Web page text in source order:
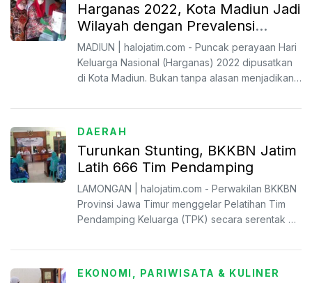
Harganas 2022, Kota Madiun Jadi
Wilayah dengan Prevalensi
Stunting Terendah
MADIUN | halojatim.com - Puncak perayaan Hari
Keluarga Nasional (Harganas) 2022 dipusatkan
di Kota Madiun. Bukan tanpa alasan menjadikan
DAERAH
Turunkan Stunting, BKKBN Jatim
Latih 666 Tim Pendamping
LAMONGAN | halojatim.com - Perwakilan BKKBN
Provinsi Jawa Timur menggelar Pelatihan Tim
Pendamping Keluarga (TPK) secara serentak di
EKONOMI, PARIWISATA & KULINER